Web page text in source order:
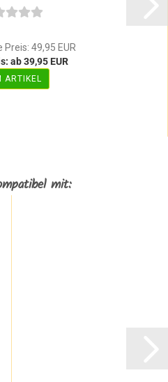
49,95 EUR
ab 39,95 EUR
ARTIKEL
mit: